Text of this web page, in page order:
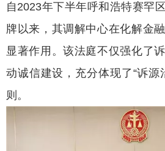
自2023年下半年呼和浩特赛罕
牌以来，其调解中心在化解金
显著作用。该法庭不仅强化了
动诚信建设，充分体现了“诉源
则。